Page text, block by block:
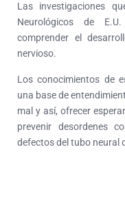
Las investigaciones
Neurológicos de
comprender el
nervioso.
Los conocimientos de
una base de
mal y así, ofrecer
prevenir desordenes
defectos del tubo neural